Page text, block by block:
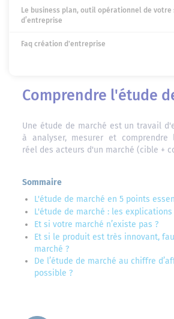
Le business plan, outil opérationnel de votre
d’entreprise
Faq création d'entreprise
Comprendre l'étude
Une étude de marché est un travail
à analyser, mesurer et comprendre
réel des acteurs d'un marché (cible +
Sommaire
L'étude de marché en 5 points
L'étude de marché : les explications
Et si votre marché n’existe pas ?
Et si le produit est très innovant,
marché ?
De l’étude de marché au chiffre
possible ?